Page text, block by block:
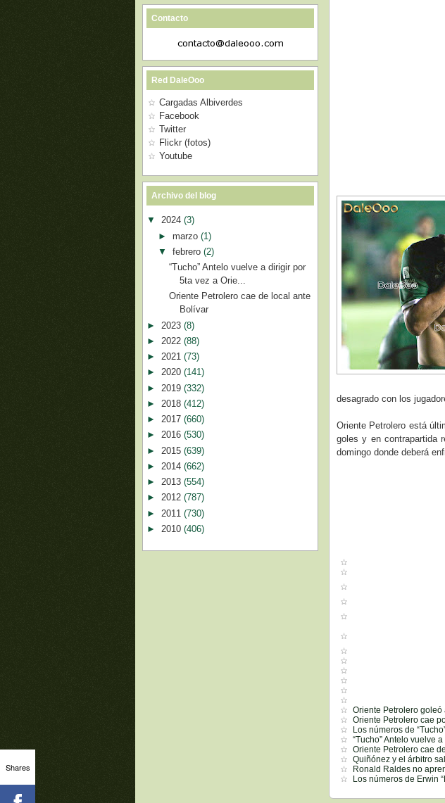
desagrado con los
Oriente Petrolero está
goles y en contrapartida
domingo donde deberá
Oriente Petrolero
Oriente Petrolero cae
Los números de
“Tucho” Antelo vuelve
Oriente Petrolero cae
Quiñónez y el árbitro
Ronald Raldes no
Los números de Erwin
Contacto
Red DaleOoo
Cargadas Albiverdes
Facebook
Twitter
Flickr (fotos)
Youtube
Archivo del blog
▼ 2024 (3)
► marzo (1)
▼ febrero (2)
“Tucho” Antelo vuelve a dirigir por
5ta vez a Orie...
Oriente Petrolero cae de local ante
Bolívar
► 2023 (8)
► 2022 (88)
► 2021 (73)
► 2020 (141)
► 2019 (332)
► 2018 (412)
► 2017 (660)
► 2016 (530)
► 2015 (639)
► 2014 (662)
► 2013 (554)
► 2012 (787)
► 2011 (730)
► 2010 (406)
Shares